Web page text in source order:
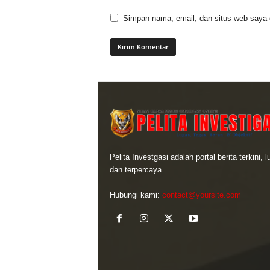
Simpan nama, email, dan situs web
Pelita Investgasi adalah portal berita terkini,
dan terpercaya.
Hubungi kami: contact@yoursite.com